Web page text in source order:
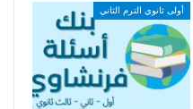
أولى ثانوي الترم الثاني